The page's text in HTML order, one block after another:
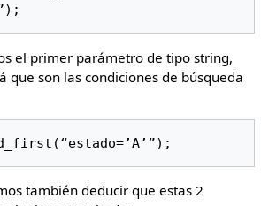
el primer parámetro de tipo string,
que son las condiciones de búsqueda
también deducir que estas 2